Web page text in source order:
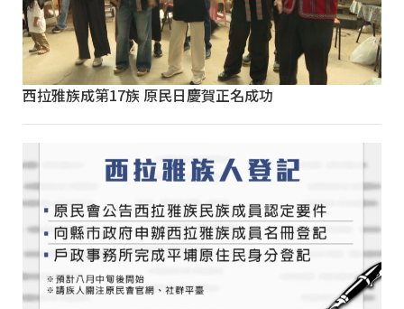
西拉雅族成第17族 原民日慶賀正名成功